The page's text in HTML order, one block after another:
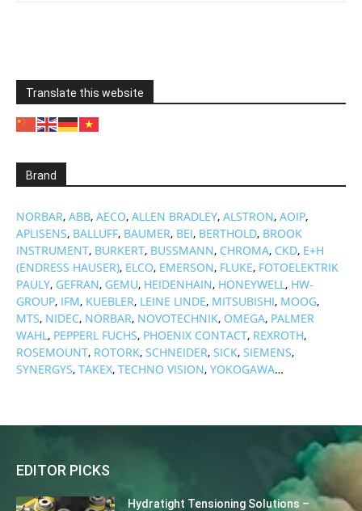
Translate this website
Brand
NORBAR, ABB, AECO, ALLEN BRADLEY, ALSTRON, AOIP,
APLISENS, BALLUFF, BAUMER, BEI, BERTHOLD, BROOK
INSTRUMENT, BURKERT, BUSSMANN, CHROMA, CKD, E+H
(ENDRESS HAUSER), ELCO, EMERSON, FLUKE, FOTOELEKTRIK
PAULY, GEFRAN, GEMU, HEIDENHAIN, HONEYWELL, HW-
GROUP, IFM, KUEBLER, LEINE LINDE, MITSUBISHI, MOOG,
MTS, NIDEC, NORBAR, NOVOTECHNIK, OMEGA, PALMER
WAHL, PEPPERL FUCHS, PHOENIX CONTACT, REXROTH,
ROSEMOUNT, ROTORK, SCHNEIDER, SICK, SIEMENS,
SYNERGYS, TAKEX, TECHNO VISION, YOKOGAWA…
EDITOR PICKS
Hydratight Tensioning Solutions –